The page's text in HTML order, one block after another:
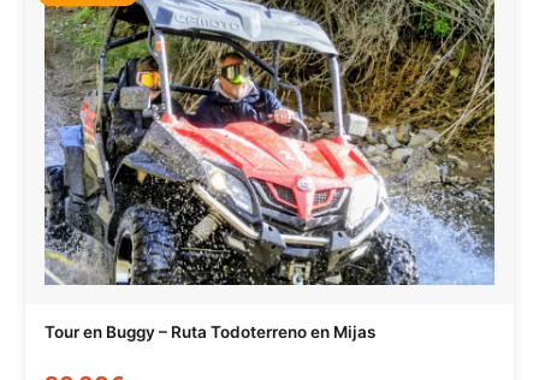
Tour en Buggy – Ruta Todoterreno en Mijas